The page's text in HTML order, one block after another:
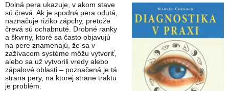
Dolná pera ukazuje, v akom stave
sú črevá. Ak je spodná pera odutá,
naznačuje riziko zápchy, pretože
črevá sú ochabnuté. Drobné ranky
a škvrny, ktoré sa často objavujú
na pere znamenajú, že sa v
zažívacom systéme môžu vytvoriť,
alebo sa už vytvorili vredy alebo
zápalové oblasti – poznačená je tá
strana pery, na ktorej strane traktu
je problém.